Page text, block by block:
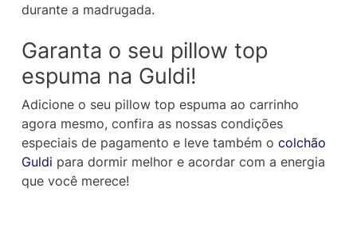
durante a madrugada.
Garanta o seu pillow top
espuma na Guldi!
Adicione o seu pillow top espuma ao carrinho
agora mesmo, confira as nossas condições
especiais de pagamento e leve também o colchão
Guldi para dormir melhor e acordar com a energia
que você merece!